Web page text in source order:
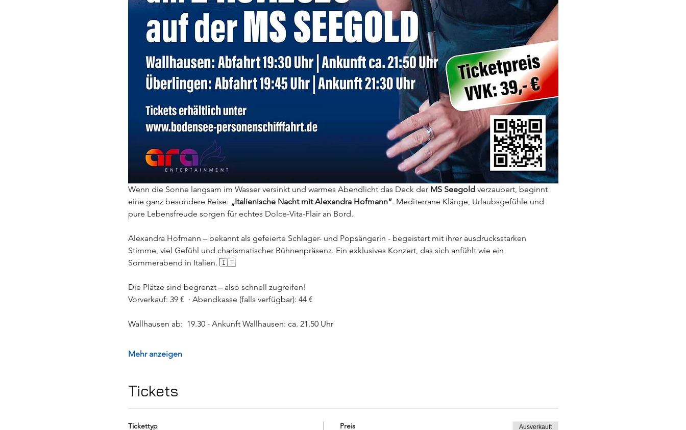
Wenn die Sonne langsam im Wasser versinkt und warmes Abendlicht das Deck der MS Seegold verzaubert, beginnt
eine ganz besondere Reise: „Italienische Nacht mit Alexandra Hofmann“. Mediterrane Klänge, Urlaubsgefühle und
pure Lebensfreude sorgen für echtes Dolce-Vita-Flair an Bord.
Alexandra Hofmann – bekannt als gefeierte Schlager- und Popsängerin - begeistert mit ihrer ausdrucksstarken
Stimme, viel Gefühl und charismatischer Bühnenpräsenz. Ein exklusives Konzert, das sich anfühlt wie ein
Sommerabend in Italien. 🇮🇹
Die Plätze sind begrenzt – also schnell zugreifen!
Vorverkauf: 39 €  · Abendkasse (falls verfügbar): 44 €
Wallhausen ab:  19.30 - Ankunft Wallhausen: ca. 21.50 Uhr
Mehr anzeigen
Tickets
Tickettyp Preis Ausverkauft